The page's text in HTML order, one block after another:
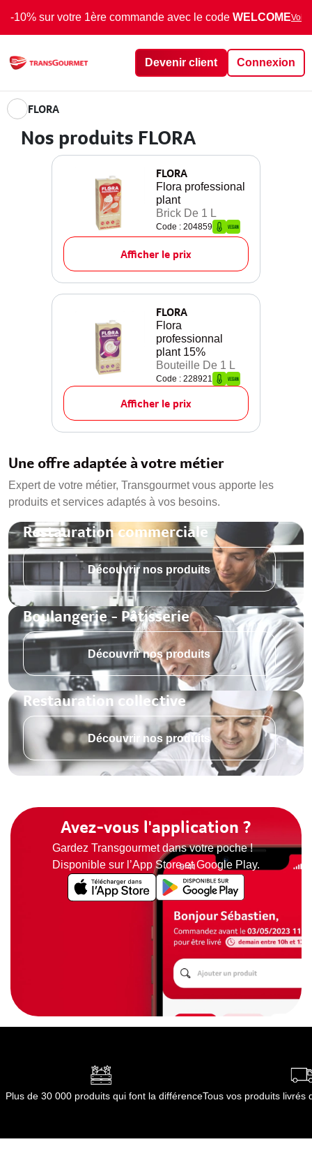
-10% sur votre 1ère commande avec le code WELCOMEVoir
Devenir client Connexion
FLORA
Nos produits FLORA
FLORA
Flora professional
plant
Brick De 1 L
Code : 204859
Afficher le prix
FLORA
Flora
professionnal
plant 15%
Bouteille De 1 L
Code : 228921
Afficher le prix
Une offre adaptée à votre métier
Expert de votre métier, Transgourmet vous apporte les
produits et services adaptés à vos besoins.
Restauration commerciale
Découvrir nos produits
Boulangerie - Pâtisserie
Découvrir nos produits
Restauration collective
Découvrir nos produits
Avez-vous l'application ?
Gardez Transgourmet dans votre poche !
Disponible sur l’App Store et Google Play.
Plus de 30 000 produits qui font la différenceTous vos produits livrés